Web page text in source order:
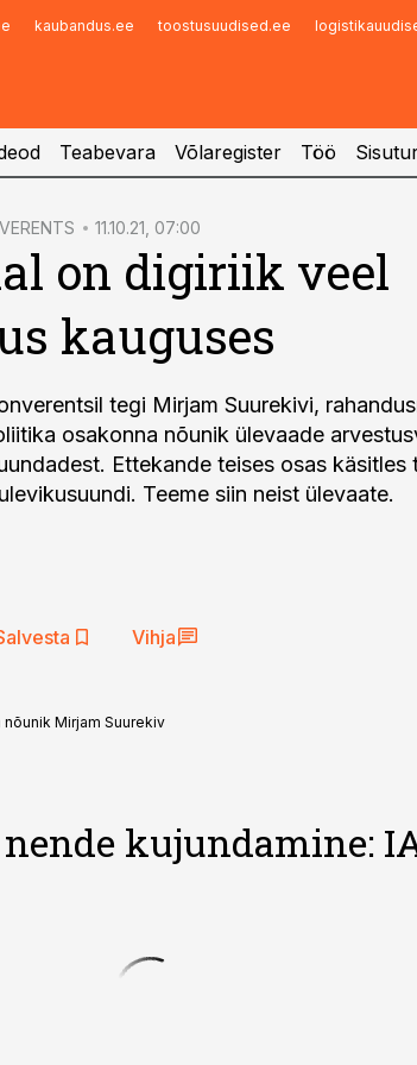
kaubandus.ee toostusuudised.ee
Teabevara Võlaregister Töö
11.10.21, 07:00
on digiriik veel
kauguses
tegi Mirjam Suurekivi,
osakonna nõunik ülevaade
Ettekande teises osas käsitles
Teeme siin neist ülevaate.
Vihja
Mirjam Suurekiv
kujundamine: